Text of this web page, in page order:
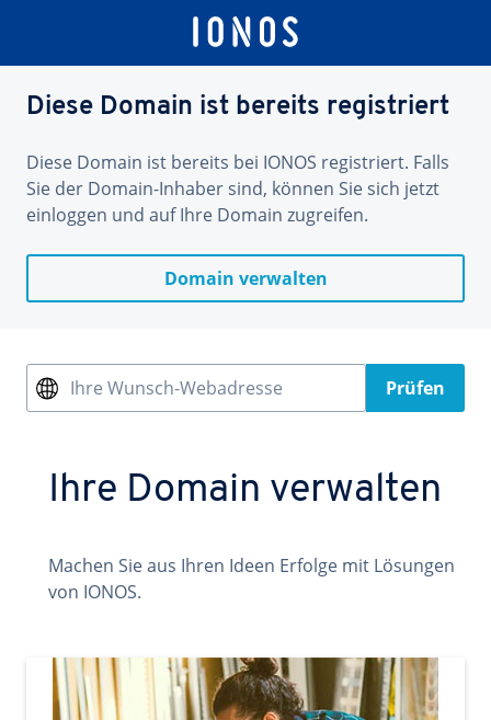
Diese Domain ist bereits registriert
Diese Domain ist bereits bei IONOS registriert. Falls
Sie der Domain-Inhaber sind, können Sie sich jetzt
einloggen und auf Ihre Domain zugreifen.
Domain verwalten
Ihre Wunsch-Webadresse Prüfen
Ihre Domain verwalten
Machen Sie aus Ihren Ideen Erfolge mit Lösungen
von IONOS.